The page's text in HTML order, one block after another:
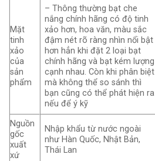
Mặt
tinh
xảo
của
sản
phẩm
– Thông thường bạt che
nắng chính hãng có độ tinh
xảo hơn, hoa văn, màu sắc
đậm nét rõ ràng nhìn nổi bật
hơn hẳn khi đặt 2 loại bạt
chính hãng và bạt kém lượng
cạnh nhau. Còn khi phân biệt
mà không thể so sánh thì
bạn cũng có thể phát hiện ra
nếu để ý kỹ
Nguồn
gốc
xuất
xứ
Nhập khẩu từ nước ngoài
như Hàn Quốc, Nhật Bản,
Thái Lan